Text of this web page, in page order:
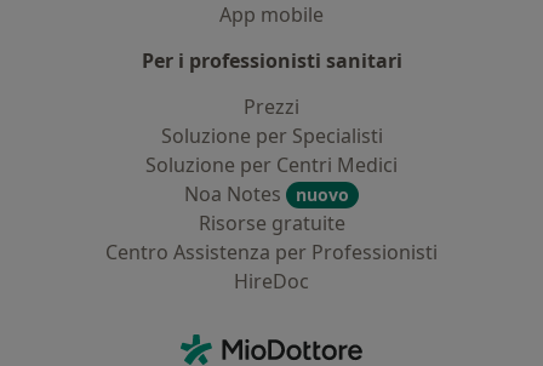
App mobile
Per i professionisti sanitari
Prezzi
Soluzione per Specialisti
Soluzione per Centri Medici
Noa Notes
nuovo
Risorse gratuite
Centro Assistenza per Professionisti
HireDoc
MioDottore - Homepage